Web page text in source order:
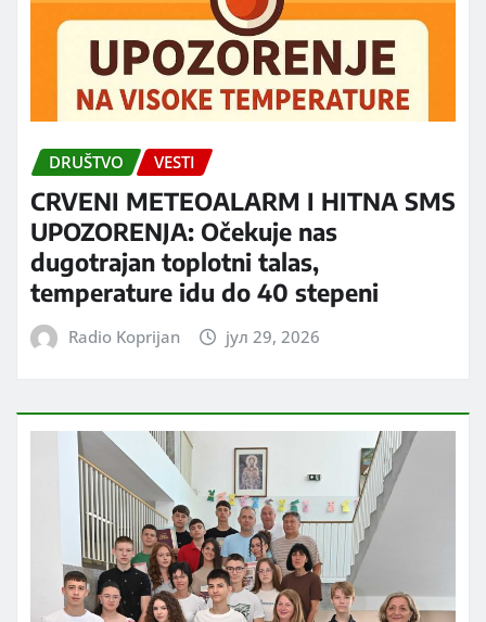
DRUŠTVO VESTI
CRVENI METEOALARM I HITNA SMS
UPOZORENJA: Očekuje nas
dugotrajan toplotni talas,
temperature idu do 40 stepeni
Radio Koprijan јул 29, 2026